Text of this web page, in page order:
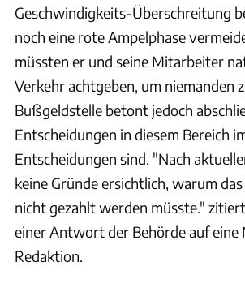
Geschwindigkeits-Überschreitung
noch eine rote Ampelphase
müssten er und seine Mitarbeiter
Verkehr achtgeben, um niemanden
Bußgeldstelle betont jedoch
Entscheidungen in diesem Bereich
Entscheidungen sind. "Nach
keine Gründe ersichtlich, warum
nicht gezahlt werden müsste."
einer Antwort der Behörde auf eine
Redaktion.